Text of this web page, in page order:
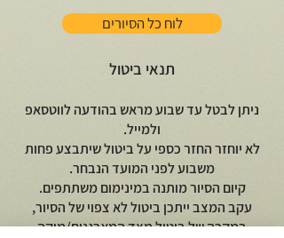
לוח כל הסיורים
תנאי ביטול
ניתן לבטל עד שבוע מראש בהודעה לווטסאפ
ולמייל.
לא יוחזר החזר כספי על ביטול שיתבצע פחות
משבוע לפני המועד הנבחר.
קיום הסיור מותנה במינימום משתתפים.
עקב המצב ייתכן ביטול לא צפוי של הסיור,
במקרה של ביטול מצד המארגנים/מיקה